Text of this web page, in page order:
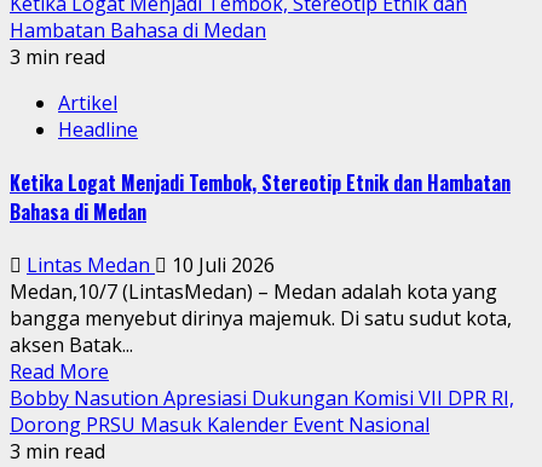
Hambatan Bahasa di Medan
3 min read
Artikel
Headline
Ketika Logat Menjadi Tembok, Stereotip Etnik dan Hambatan
Bahasa di Medan
Lintas Medan
10 Juli 2026
Medan,10/7 (LintasMedan) – Medan adalah kota yang
bangga menyebut dirinya majemuk. Di satu sudut kota,
aksen Batak...
Read More
Bobby Nasution Apresiasi Dukungan Komisi VII DPR RI,
Dorong PRSU Masuk Kalender Event Nasional
3 min read